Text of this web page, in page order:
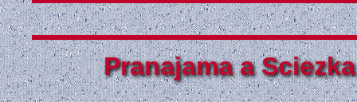
Pranajama a Sciezka